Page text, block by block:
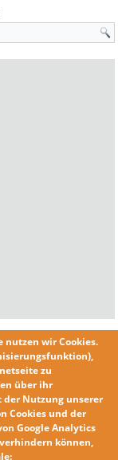
nutzen wirCookies.
zu
über ihr
der Nutzung unserer
Cookies und der
Google Analytics
verhindern können,